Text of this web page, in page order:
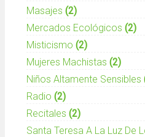
Masajes (2)
Mercados Ecológicos (2)
Misticismo (2)
Mujeres Machistas (2)
Niños Altamente Sensibles
Radio (2)
Recitales (2)
Santa Teresa A La Luz De